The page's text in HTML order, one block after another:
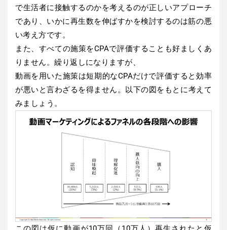
で生活者に接触するのかを考えるのが正しいアプローチ
であり、いかに再生数を伸ばすかを検討するのは筋の悪
い考え方です。
また、すべての施策をCPAで評価することも好ましくあ
りません。繰り返しになりますが、
動画を用いた施策は短期的なCPAだけで評価すると効率
が悪いと言わざるを得ません。以下の図をもとに考えて
みましょう。